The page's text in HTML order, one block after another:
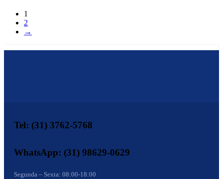
1
2
→
Tel: (31) 3762-5768
WhatsApp: (31) 98629-0629
Segunda – Sexta: 08:00-18:00